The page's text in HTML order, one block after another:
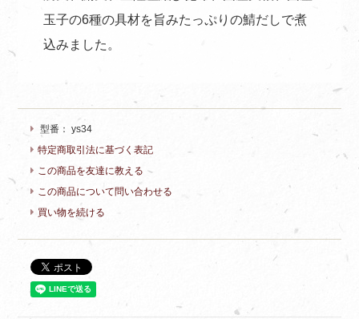
玉子の6種の具材を旨みたっぷりの鯖だしで煮
込みました。
型番：ys34
特定商取引法に基づく表記
この商品を友達に教える
この商品について問い合わせる
買い物を続ける